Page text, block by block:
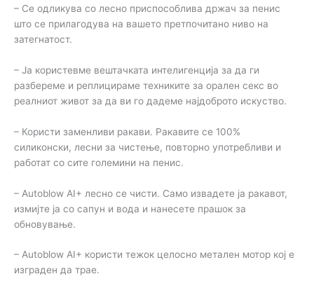
– Се одликува со лесно приспособлива држач за пенис
што се прилагодува на вашето претпочитано ниво на
затегнатост.
– Ја користевме вештачката интелигенција за да ги
разбереме и реплицираме техниките за орален секс во
реалниот живот за да ви го дадеме најдоброто искуство.
– Користи заменливи ракави. Ракавите се 100%
силиконски, лесни за чистење, повторно употребливи и
работат со сите големини на пенис.
– Autoblow AI+ лесно се чисти. Само извадете ја ракавот,
измијте ја со сапун и вода и нанесете прашок за
обновување.
– Autoblow AI+ користи тежок целосно метален мотор кој е
изграден да трае.